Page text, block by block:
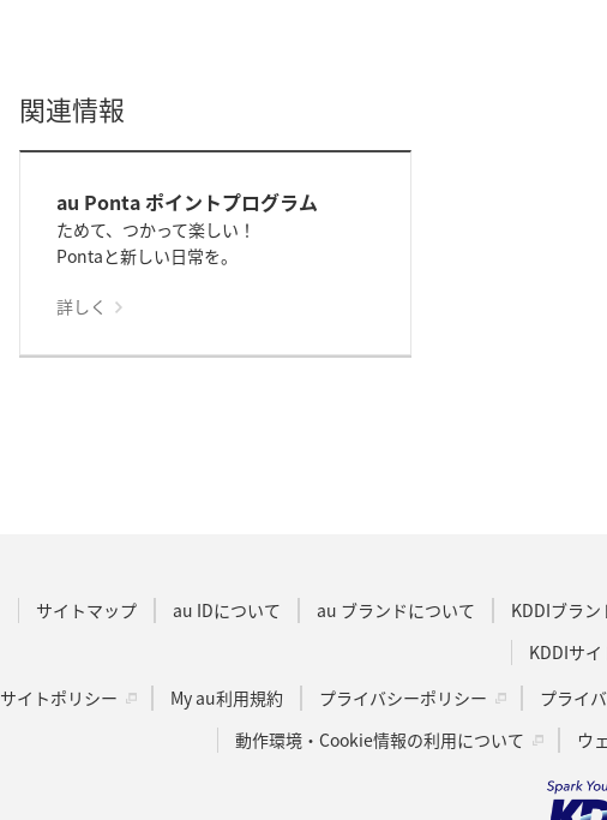
関連情報
au Ponta ポイントプログラム
ためて、つかって楽しい！
Pontaと新しい日常を。
詳しく
サイトマップ au IDについて au ブランドについて KDDIブラン
KDDIサ
サイトポリシー
My au利用規約 プライバシーポリシー プライ
動作環境・Cookie情報の利用について
ウ